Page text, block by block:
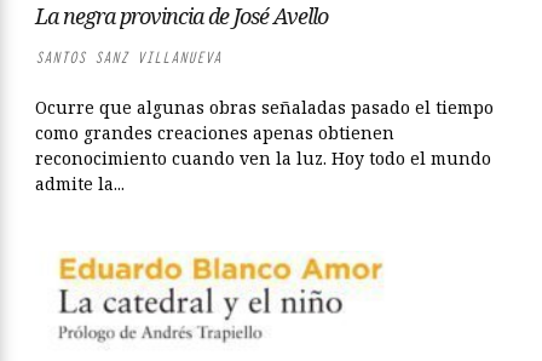
La negra provincia de José Avello
SANTOS SANZ VILLANUEVA
Ocurre que algunas obras señaladas pasado el tiempo
como grandes creaciones apenas obtienen
reconocimiento cuando ven la luz. Hoy todo el mundo
admite la...